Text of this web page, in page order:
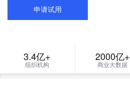
申请试用
3.4亿+
组织机构
2000亿+
商业大数据